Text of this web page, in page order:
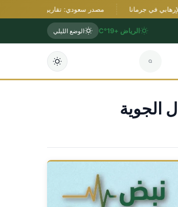
في جرمانا مصدر سعودي: تقارير استخبارية موثوقة
الرياض +19°C الوضع الليلي
الجوية